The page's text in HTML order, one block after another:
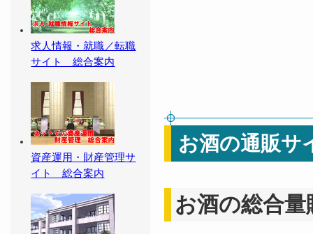
お酒の通販サ
お酒の総合量
求人情報・就職／転職
サイト 総合案内
資産運用・財産管理サ
イト 総合案内